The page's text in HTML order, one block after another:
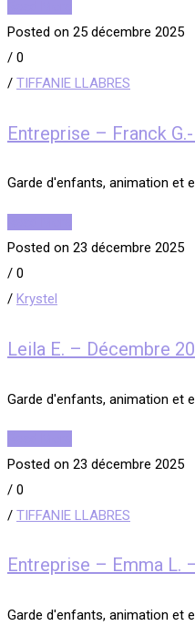
Posted on 25 décembre 2025
/ 0
/ TIFFANIE LLABRES
Entreprise – Franck
Garde d'enfants, animation et
Posted on 23 décembre 2025
/ 0
/ Krystel
Leila E. – Décembre
Garde d'enfants, animation et
Posted on 23 décembre 2025
/ 0
/ TIFFANIE LLABRES
Entreprise – Emma L.
Garde d'enfants, animation et